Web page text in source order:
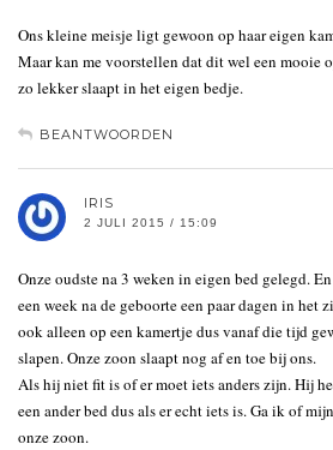
Ons kleine meisje ligt gewoon op haar eigen
Maar kan me voorstellen dat dit wel een mooie
zo lekker slaapt in het eigen bedje.
BEANTWOORDEN
IRIS
2 JULI 2015 / 15:09
Onze oudste na 3 weken in eigen bed gelegd.
een week na de geboorte een paar dagen in het
ook alleen op een kamertje dus vanaf die tijd
slapen. Onze zoon slaapt nog af en toe bij ons.
Als hij niet fit is of er moet iets anders zijn. Hij
een ander bed dus als er echt iets is. Ga ik of
onze zoon.